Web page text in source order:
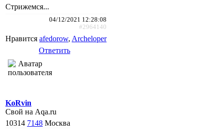
Стрижемся...
04/12/2021 12:28:08
#2964140
Нравится afedorow, Archeloper
Ответить
KoRvin
Свой на Aqa.ru
10314 7148 Москва